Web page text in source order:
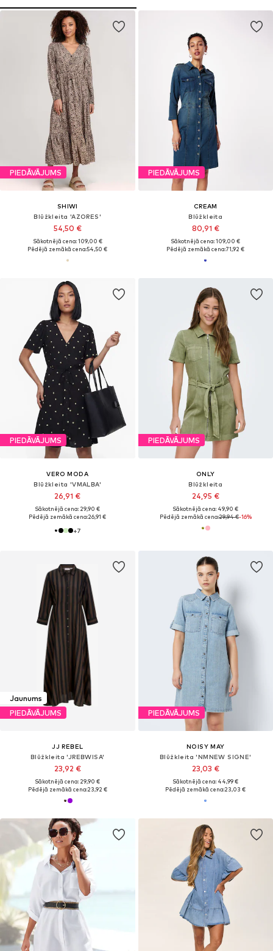
PIEDĀVĀJUMS
SHIWI
Blūžkleita 'AZORES'
54,50 €
Sākotnējā cena: 109,00 €
Pēdējā zemākā cena:54,50 €
PIEDĀVĀJUMS
CREAM
Blūžkleita
80,91 €
Sākotnējā cena: 109,00 €
Pēdējā zemākā cena:71,92 €
PIEDĀVĀJUMS
VERO MODA
Blūžkleita 'VMALBA'
26,91 €
Sākotnējā cena: 29,90 €
Pēdējā zemākā cena:26,91 €
+7
PIEDĀVĀJUMS
ONLY
Blūžkleita
24,95 €
Sākotnējā cena: 49,90 €
Pēdējā zemākā cena:29,94 €-16%
Jaunums
PIEDĀVĀJUMS
JJ REBEL
Blūžkleita 'JREBWISA'
23,92 €
Sākotnējā cena: 29,90 €
Pēdējā zemākā cena:23,92 €
PIEDĀVĀJUMS
NOISY MAY
Blūžkleita 'NMNEW SIGNE'
23,03 €
Sākotnējā cena: 44,99 €
Pēdējā zemākā cena:23,03 €